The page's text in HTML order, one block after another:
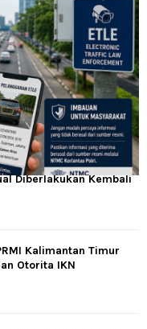
Diberlakukan Kembali
Kalimantan Timur
Otorita IKN